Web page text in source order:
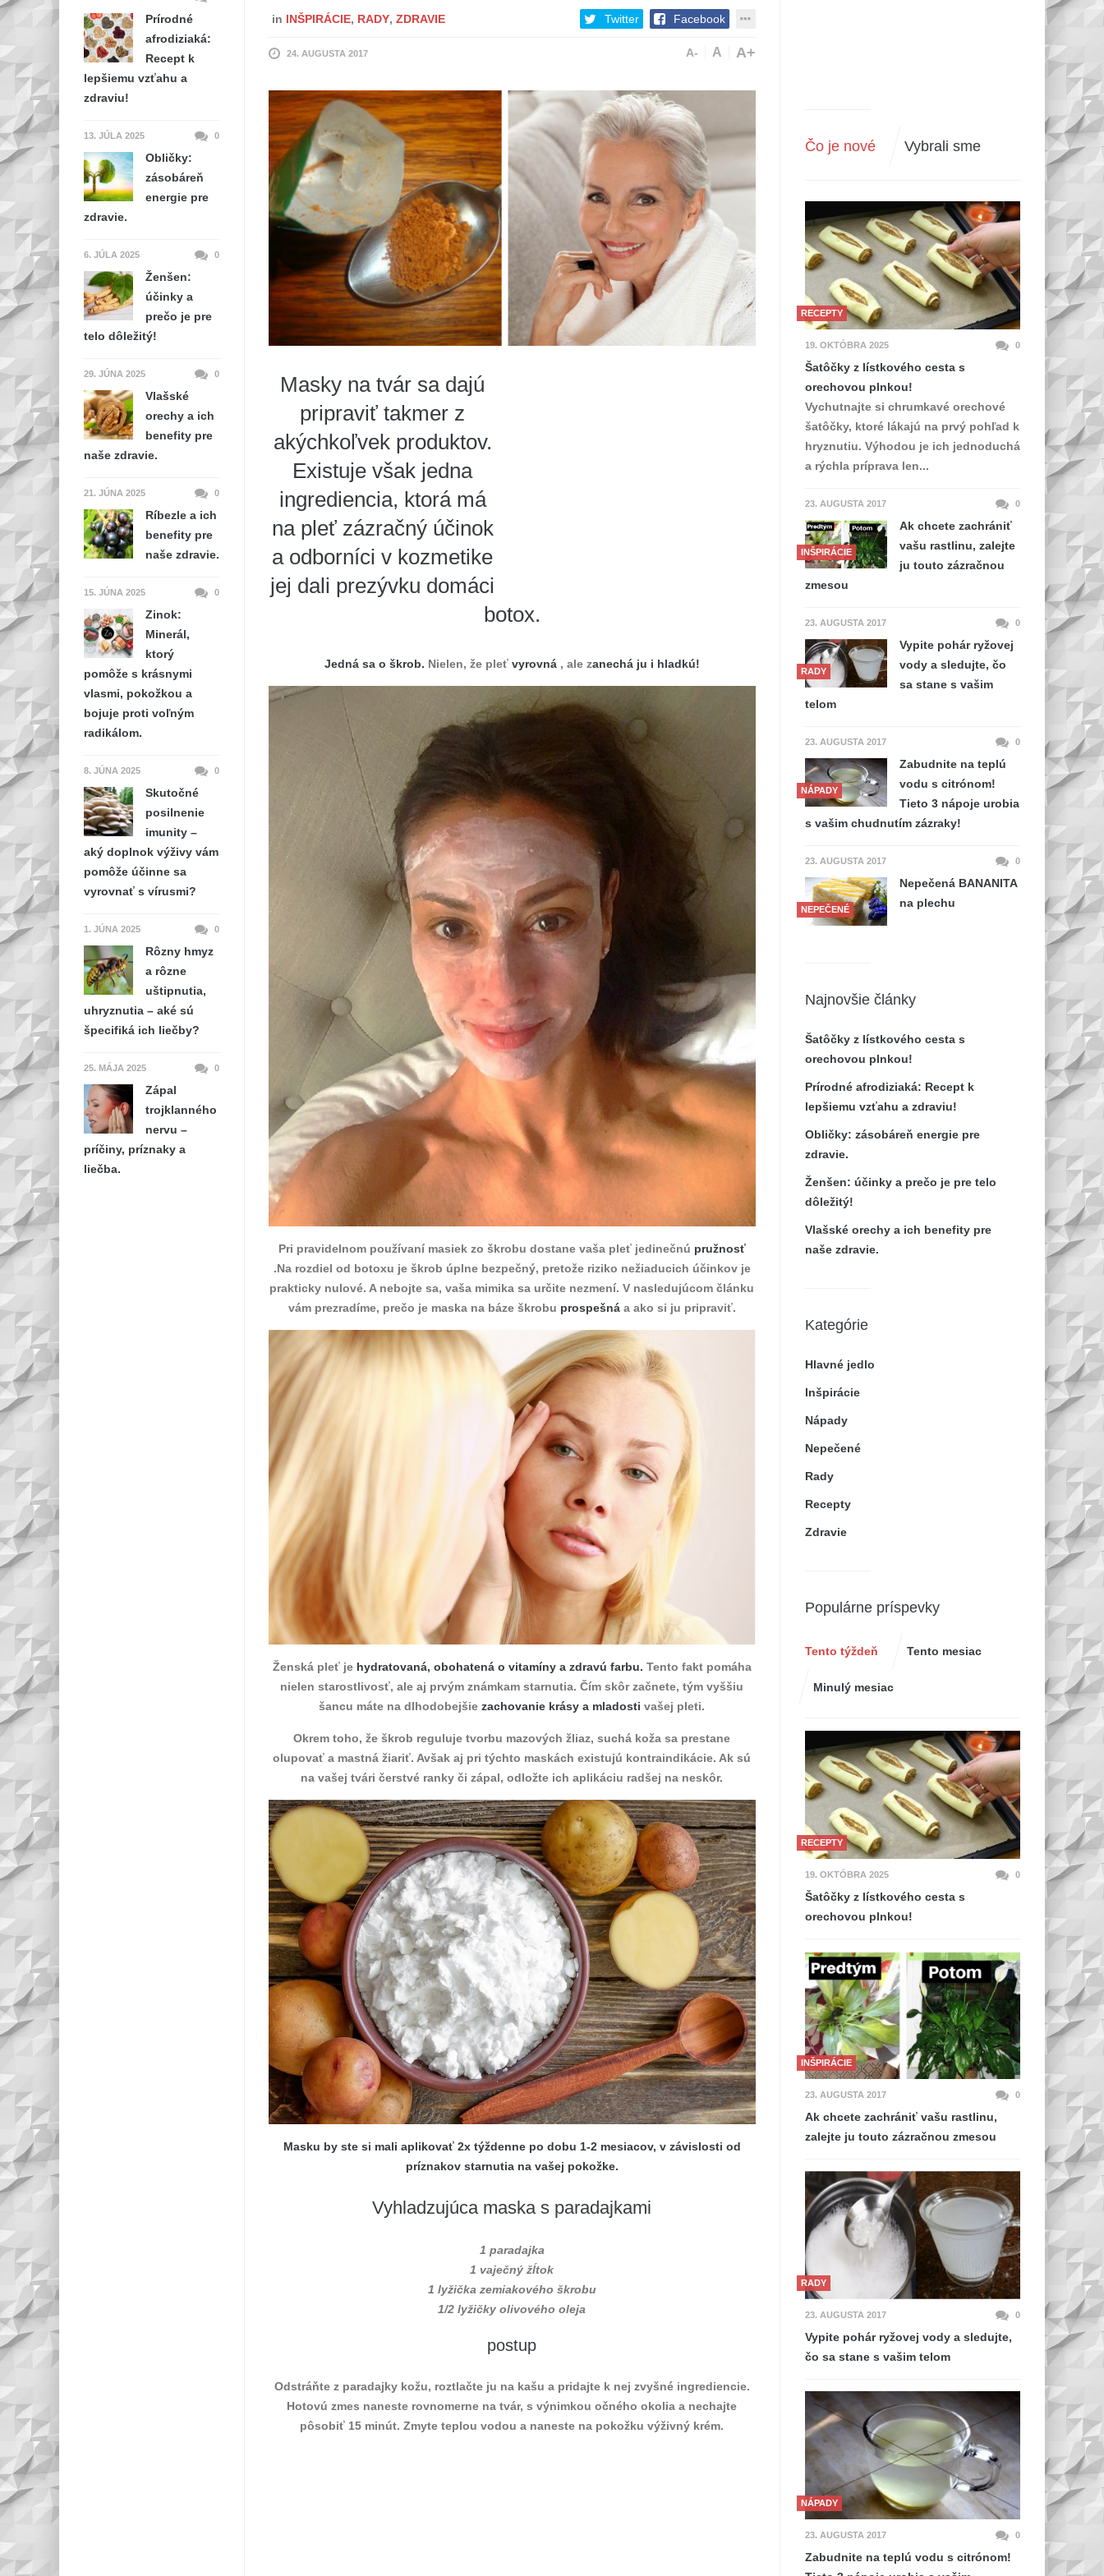
in INŠPIRÁCIE, RADY, ZDRAVIE Twitter Facebook
24. AUGUSTA 2017 A- A A+
Masky na tvár sa dajú
pripraviť takmer z
akýchkoľvek produktov.
Existuje však jedna
ingrediencia, ktorá má
na pleť zázračný účinok
a odborníci v kozmetike
jej dali prezývku domáci
botox.
Jedná sa o škrob. Nielen, že pleť vyrovná, ale zanechá ju i hladkú!
Pri pravidelnom používaní masiek zo škrobu dostane vaša pleť jedinečnú pružnosť
.Na rozdiel od botoxu je škrob úplne bezpečný, pretože riziko nežiaducich účinkov je
prakticky nulové. A nebojte sa, vaša mimika sa určite nezmení. V nasledujúcom článku
vám prezradíme, prečo je maska na báze škrobu prospešnáa ako si ju pripraviť.
Ženská pleť je hydratovaná, obohatená o vitamíny a zdravú farbu. Tento fakt pomáha
nielen starostlivosť, ale aj prvým známkam starnutia. Čím skôr začnete, tým vyššiu
šancu máte na dlhodobejšiezachovanie krásy a mladosti vašej pleti.
Okrem toho, že škrob reguluje tvorbu mazových žliaz, suchá koža sa prestane
olupovať a mastná žiariť. Avšak aj pri týchto maskách existujú kontraindikácie. Ak sú
na vašej tvári čerstvé ranky či zápal, odložte ich aplikáciu radšej na neskôr.
Masku by ste si mali aplikovať 2x týždenne po dobu 1-2 mesiacov, v závislosti od
príznakov starnutia na vašej pokožke.
Vyhladzujúca maska ​​s paradajkami
1 paradajka
1 vaječný žĺtok
1 lyžička zemiakového škrobu
1/2 lyžičky olivového oleja
postup
Odstráňte z paradajky kožu, roztlačte ju na kašu a pridajte k nej zvyšné ingrediencie.
Hotovú zmes naneste rovnomerne na tvár, s výnimkou očného okolia a nechajte
pôsobiť 15 minút. Zmyte teplou vodou a naneste na pokožku výživný krém.
Čo je nové Vybrali sme
RECEPTY
19. OKTÓBRA 2025 0
Šatôčky z lístkového cesta s
orechovou plnkou!
Vychutnajte si chrumkavé orechové
šatôčky, ktoré lákajú na prvý pohľad k
hryznutiu. Výhodou je ich jednoduchá
a rýchla príprava len...
23. AUGUSTA 2017 0
INŠPIRÁCIE
Ak chcete zachrániť
vašu rastlinu, zalejte
ju touto zázračnou
zmesou
23. AUGUSTA 2017 0
RADY
Vypite pohár ryžovej
vody a sledujte, čo
sa stane s vašim
telom
23. AUGUSTA 2017 0
NÁPADY
Zabudnite na teplú
vodu s citrónom!
Tieto 3 nápoje urobia
s vašim chudnutím zázraky!
23. AUGUSTA 2017 0
NEPEČENÉ
Nepečená BANANITA
na plechu
Najnovšie články
Šatôčky z lístkového cesta s
orechovou plnkou!
Prírodné afrodiziaká: Recept k
lepšiemu vzťahu a zdraviu!
Obličky: zásobáreň energie pre
zdravie.
Ženšen: účinky a prečo je pre telo
dôležitý!
Vlašské orechy a ich benefity pre
naše zdravie.
Kategórie
Hlavné jedlo
Inšpirácie
Nápady
Nepečené
Rady
Recepty
Zdravie
Populárne príspevky
Tento týždeň Tento mesiac
Minulý mesiac
RECEPTY
19. OKTÓBRA 2025 0
Šatôčky z lístkového cesta s
orechovou plnkou!
INŠPIRÁCIE
23. AUGUSTA 2017 0
Ak chcete zachrániť vašu rastlinu,
zalejte ju touto zázračnou zmesou
RADY
23. AUGUSTA 2017 0
Vypite pohár ryžovej vody a sledujte,
čo sa stane s vašim telom
NÁPADY
23. AUGUSTA 2017 0
Zabudnite na teplú vodu s citrónom!
Prírodné
afrodiziaká:
Recept k
lepšiemu vzťahu a
zdraviu!
13. JÚLA 2025 0
Obličky:
zásobáreň
energie pre
zdravie.
6. JÚLA 2025 0
Ženšen:
účinky a
prečo je pre
telo dôležitý!
29. JÚNA 2025 0
Vlašské
orechy a ich
benefity pre
naše zdravie.
21. JÚNA 2025 0
Ríbezle a ich
benefity pre
naše zdravie.
15. JÚNA 2025 0
Zinok:
Minerál,
ktorý
pomôže s krásnymi
vlasmi, pokožkou a
bojuje proti voľným
radikálom.
8. JÚNA 2025 0
Skutočné
posilnenie
imunity –
aký doplnok výživy vám
pomôže účinne sa
vyrovnať s vírusmi?
1. JÚNA 2025 0
Rôzny hmyz
a rôzne
uštipnutia,
uhryznutia – aké sú
špecifiká ich liečby?
25. MÁJA 2025 0
Zápal
trojklanného
nervu –
príčiny, príznaky a
liečba.